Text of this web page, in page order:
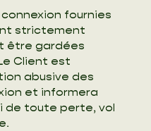
fournies
strictement
être gardées
Client est
abusive des
et informera
de toute perte, vol